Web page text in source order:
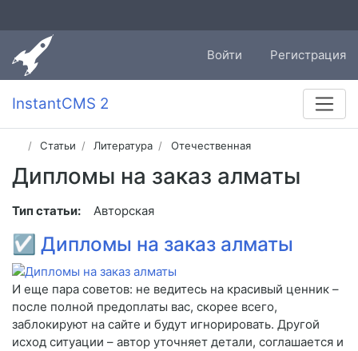
Войти Регистрация
InstantCMS 2
Статьи Литература Отечественная
Дипломы на заказ алматы
Тип статьи: Авторская
☑ Дипломы на заказ алматы
И еще пара советов: не ведитесь на красивый ценник –
после полной предоплаты вас, скорее всего,
заблокируют на сайте и будут игнорировать. Другой
исход ситуации – автор уточняет детали, соглашается и